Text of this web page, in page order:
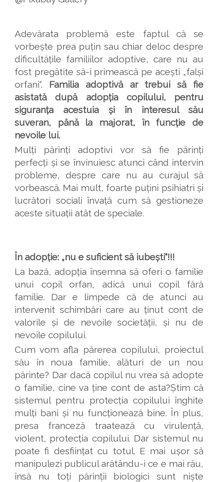
Adevărata problemă este faptul că se
vorbește prea puțin sau chiar deloc despre
dificultățile familiilor adoptive, care nu au
fost pregătite să-i primească pe acești „falși
orfani“. Familia adoptivă ar trebui să fie
asistată după adopția copilului, pentru
siguranța acestuia și în interesul său
suveran, până la majorat, în funcție de
nevoile lui.
Mulți părinți adoptivi vor să fie părinți
perfecți și se învinuiesc atunci când intervin
probleme, despre care nu au curajul să
vorbească. Mai mult, foarte puțini psihiatri și
lucrători sociali învață cum să gestioneze
aceste situații atât de speciale.
În adopție: „nu e suficient să iubești“!!!
La bază, adopția însemna să oferi o familie
unui copil orfan, adică unui copil fără
familie. Dar e limpede că de atunci au
intervenit schimbări care au ținut cont de
valorile și de nevoile societății, și nu de
nevoile copilului.
Cum vom afla părerea copilului, proiectul
său în noua familie, alături de un nou
părinte? Dar dacă copilul nu vrea să adopte
o familie, cine va ține cont de asta?Știm că
sistemul pentru protecția copilului înghite
mulți bani și nu funcționează bine. În plus,
presa franceză traatează cu virulență,
violent, protecția copilului. Dar sistemul nu
poate fi desființat cu totul. E mai ușor să
manipulezi publicul arătându-i ce e mai rău,
însă nu toți părinții biologici sunt niște